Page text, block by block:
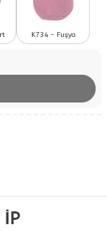
K734 - Fuşya
İP